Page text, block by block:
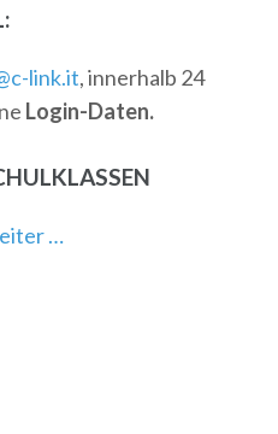
link.it, innerhalb 24
Login-Daten.
…